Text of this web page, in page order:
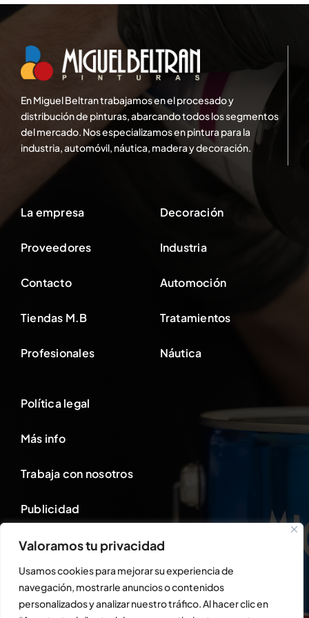
Valoramos tu privacidad
Usamos cookies para mejorar su experiencia de
navegación, mostrarle anuncios o contenidos
personalizados y analizar nuestro tráfico. Al hacer clic en
En Miguel Beltran trabajamos en el procesado y
distribución de pinturas, abarcando todos los segmentos
del mercado. Nos especializamos en pintura para la
industria, automóvil, náutica, madera y decoración.
La empresa
Proveedores
Contacto
Tiendas M.B
Profesionales
Decoración
Industria
Automoción
Tratamientos
Náutica
Política legal
Más info
Trabaja con nosotros
Publicidad